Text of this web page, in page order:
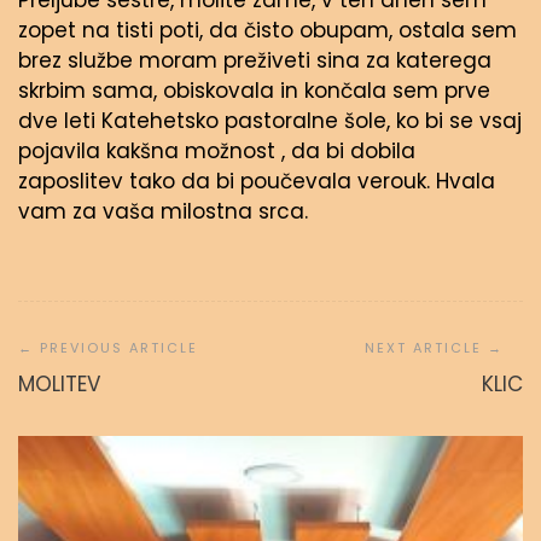
zopet na tisti poti, da čisto obupam, ostala sem
brez službe moram preživeti sina za katerega
skrbim sama, obiskovala in končala sem prve
dve leti Katehetsko pastoralne šole, ko bi se vsaj
pojavila kakšna možnost , da bi dobila
zaposlitev tako da bi poučevala verouk. Hvala
vam za vaša milostna srca.
prispevka
MOLITEV KLIC